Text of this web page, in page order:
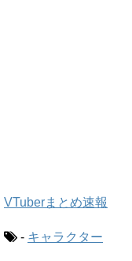
VTuberまとめ速報
- キャラクター